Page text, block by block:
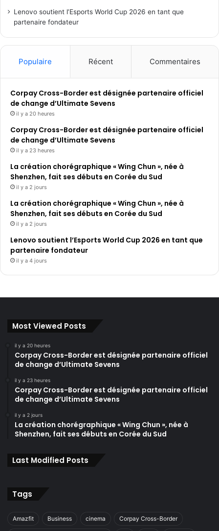
Lenovo soutient l’Esports World Cup 2026 en tant que
partenaire fondateur
Populaire Récent Commentaires
Corpay Cross-Border est désignée partenaire officiel
de change d’Ultimate Sevens
il y a 20 heures
Corpay Cross-Border est désignée partenaire officiel
de change d’Ultimate Sevens
il y a 23 heures
La création chorégraphique « Wing Chun », née à
Shenzhen, fait ses débuts en Corée du Sud
il y a 2 jours
La création chorégraphique « Wing Chun », née à
Shenzhen, fait ses débuts en Corée du Sud
il y a 2 jours
Lenovo soutient l’Esports World Cup 2026 en tant que
partenaire fondateur
il y a 4 jours
Most Viewed Posts
il y a 20 heures
Corpay Cross-Border est désignée partenaire officiel
de change d’Ultimate Sevens
il y a 23 heures
Corpay Cross-Border est désignée partenaire officiel
de change d’Ultimate Sevens
il y a 2 jours
La création chorégraphique « Wing Chun », née à
Shenzhen, fait ses débuts en Corée du Sud
Last Modified Posts
Tags
Amazfit Business cinema Corpay Cross-Border